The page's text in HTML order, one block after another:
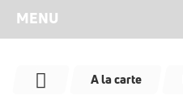
MENU
A la carte